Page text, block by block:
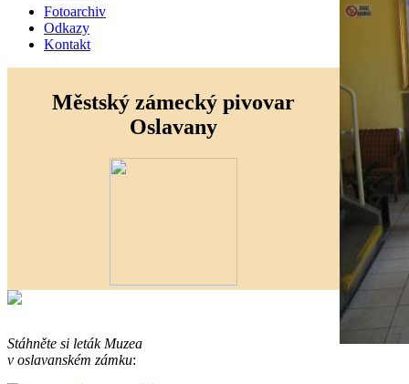
Fotoarchiv
Odkazy
Kontakt
Městský zámecký pivovar
Oslavany
Stáhněte si leták Muzea
v oslavanském zámku: